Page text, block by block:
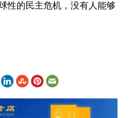
性的民主危机，没有人能够